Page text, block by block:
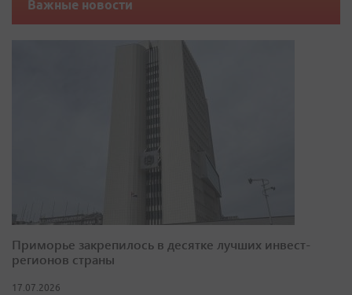
Важные новости
Приморье закрепилось в десятке лучших инвест-
регионов страны
17.07.2026